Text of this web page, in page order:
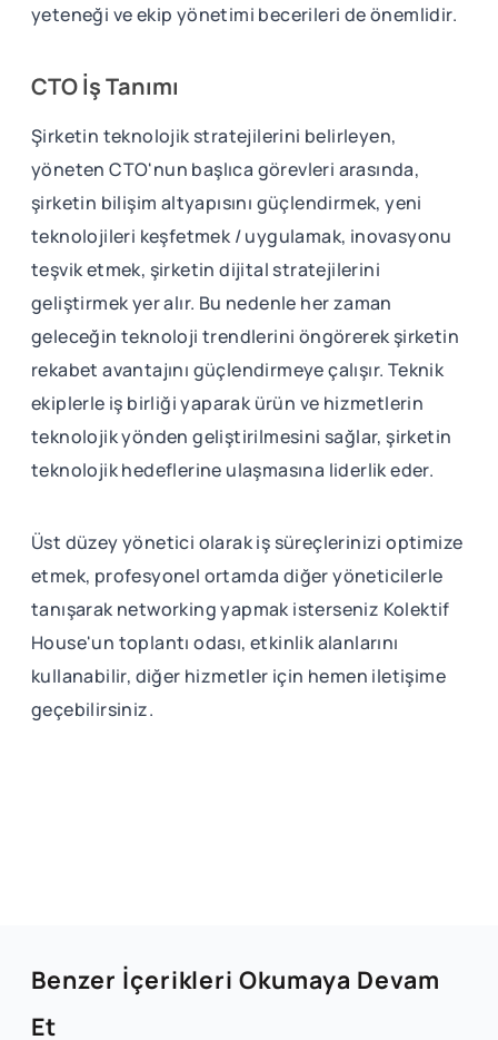
yeteneği ve ekip yönetimi becerileri de önemlidir.
CTO İş Tanımı
Şirketin teknolojik stratejilerini belirleyen,
yöneten CTO'nun başlıca görevleri arasında,
şirketin bilişim altyapısını güçlendirmek, yeni
teknolojileri keşfetmek / uygulamak, inovasyonu
teşvik etmek, şirketin dijital stratejilerini
geliştirmek yer alır. Bu nedenle her zaman
geleceğin teknoloji trendlerini öngörerek şirketin
rekabet avantajını güçlendirmeye çalışır. Teknik
ekiplerle iş birliği yaparak ürün ve hizmetlerin
teknolojik yönden geliştirilmesini sağlar, şirketin
teknolojik hedeflerine ulaşmasına liderlik eder.
Üst düzey yönetici olarak iş süreçlerinizi optimize
etmek, profesyonel ortamda diğer yöneticilerle
tanışarak networking yapmak isterseniz Kolektif
House'un toplantı odası, etkinlik alanlarını
kullanabilir, diğer hizmetler için hemen iletişime
geçebilirsiniz.
Benzer İçerikleri Okumaya Devam
Et